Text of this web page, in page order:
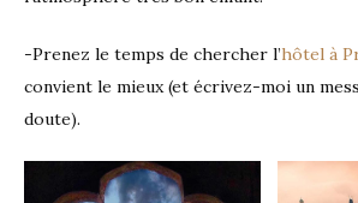
-Prenez le temps de chercher l’hôtel à
convient le mieux (et écrivez-moi un
doute).